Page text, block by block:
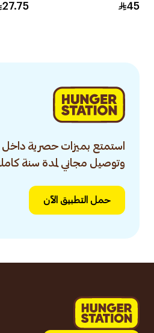
45
27.75
استمتع بميزات حصرية
وتوصيل مجاني لمدة سنة
حمل التطبيق الآن